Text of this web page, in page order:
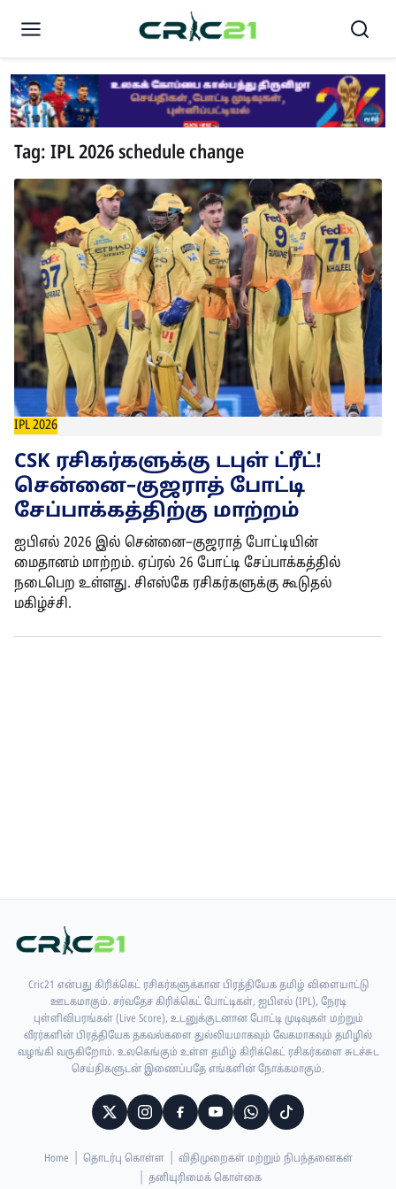
Tag: IPL 2026 schedule change
IPL 2026
CSK ரசிகர்களுக்கு டபுள் ட்ரீட்!
சென்னை–குஜராத் போட்டி
சேப்பாக்கத்திற்கு மாற்றம்
ஐபிஎல் 2026 இல் சென்னை–குஜராத் போட்டியின்
மைதானம் மாற்றம். ஏப்ரல் 26 போட்டி சேப்பாக்கத்தில்
நடைபெற உள்ளது. சிஎஸ்கே ரசிகர்களுக்கு கூடுதல்
மகிழ்ச்சி.
Cric21 என்பது கிரிக்கெட் ரசிகர்களுக்கான பிரத்தியேக தமிழ் விளையாட்டு
ஊடகமாகும். சர்வதேச கிரிக்கெட் போட்டிகள், ஐபிஎல் (IPL), நேரடி
புள்ளிவிபரங்கள் (Live Score), உடனுக்குடனான போட்டி முடிவுகள் மற்றும்
வீரர்களின் பிரத்தியேக தகவல்களை துல்லியமாகவும் வேகமாகவும் தமிழில்
வழங்கி வருகிறோம். உலகெங்கும் உள்ள தமிழ் கிரிக்கெட் ரசிகர்களை சுடச்சுட
செய்திகளுடன் இணைப்பதே எங்களின் நோக்கமாகும்.
Home தொடர்பு கொள்ள
விதிமுறைகள் மற்றும் நிபந்தனைகள்
தனியுரிமைக் கொள்கை